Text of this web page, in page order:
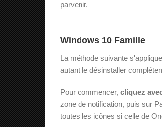
parvenir.
Windows 10 Famille
La méthode suivante
autant le désinstaller
Pour commencer, cliquez
zone de notification, puis sur
toutes les icônes si celle de